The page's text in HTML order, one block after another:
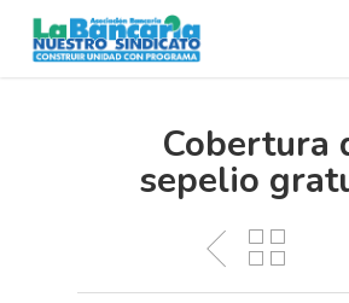
main
Cobertura
sepelio